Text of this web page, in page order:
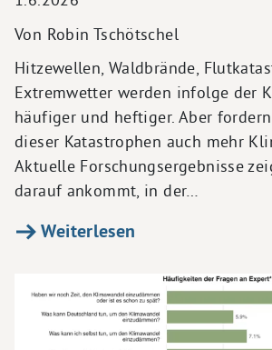
Von Robin Tschötschel
Hitzewellen, Waldbrände,
Extremwetter werden infolge der
häufiger und heftiger. Aber
dieser Katastrophen auch mehr
Aktuelle Forschungsergebnisse
darauf ankommt, in der…
Weiterlesen